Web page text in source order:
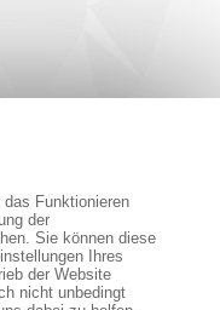
Funktionieren
der
Sie können diese
Ihres
der Website
nicht unbedingt